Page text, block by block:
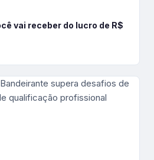
vai receber do lucro de R$